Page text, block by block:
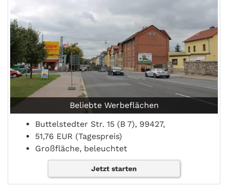
Beliebte Werbeflächen
Buttelstedter Str. 15 (B 7), 99427,
51,76 EUR (Tagespreis)
Großfläche, beleuchtet
Jetzt starten